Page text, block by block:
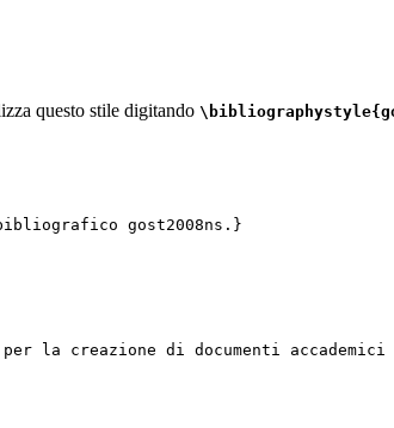
questo stile digitando
gost2008ns.}
la creazione di documenti accademici